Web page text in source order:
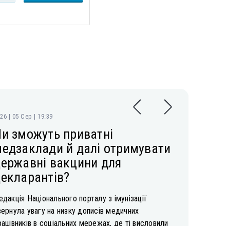
| 05 Сер | 19:39
зможуть приватні
й далі отримувати
вакцини для
Національного порталу з імунізації
увагу на низку дописів медичних
в соціальних мережах, де ті висловили